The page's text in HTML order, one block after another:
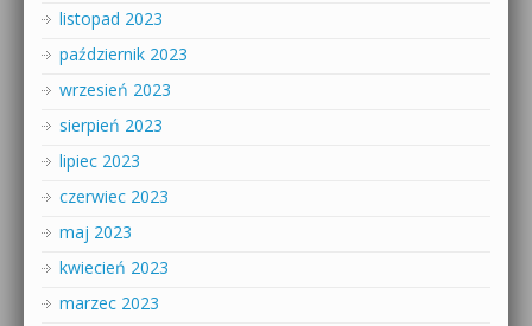
listopad 2023
październik 2023
wrzesień 2023
sierpień 2023
lipiec 2023
czerwiec 2023
maj 2023
kwiecień 2023
marzec 2023